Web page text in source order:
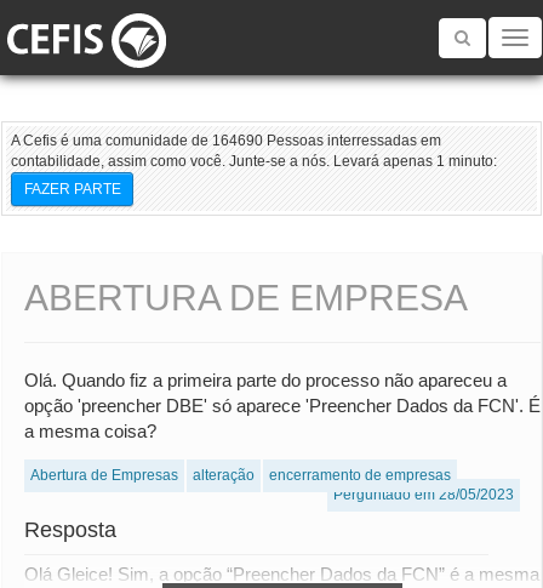
Toggle
A Cefis é uma comunidade de 164690 Pessoas interressadas em
contabilidade, assim como você. Junte-se a nós. Levará apenas 1 minuto:
FAZER PARTE
ABERTURA DE EMPRESA
Olá. Quando fiz a primeira parte do processo não apareceu a
opção 'preencher DBE' só aparece 'Preencher Dados da FCN'. É
a mesma coisa?
Abertura de Empresas alteração
encerramento de empresas
Perguntado em 28/05/2023
Resposta
Olá Gleice! Sim, a opção “Preencher Dados da FCN” é a mesma